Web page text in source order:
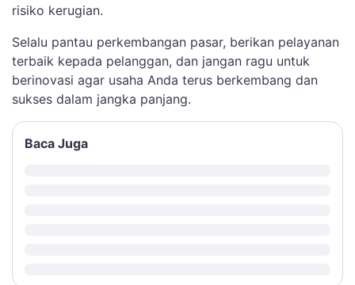
risiko kerugian.
Selalu pantau perkembangan pasar, berikan pelayanan
terbaik kepada pelanggan, dan jangan ragu untuk
berinovasi agar usaha Anda terus berkembang dan
sukses dalam jangka panjang.
Baca Juga